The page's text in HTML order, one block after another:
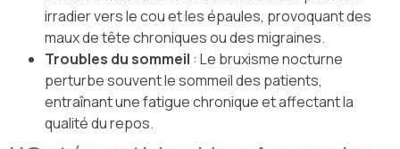
irradier vers le cou et les épaules, provoquant des
maux de tête chroniques ou des migraines.
Troubles du sommeil : Le bruxisme nocturne
perturbe souvent le sommeil des patients,
entraînant une fatigue chronique et affectant la
qualité du repos.